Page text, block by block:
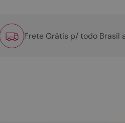
Frete Grátis p/ todo Brasil